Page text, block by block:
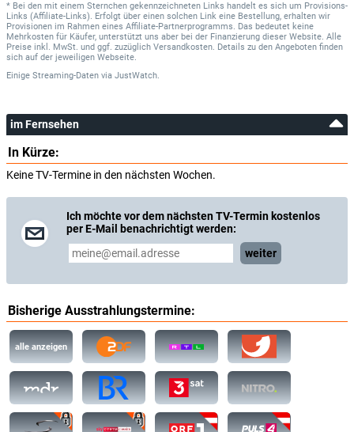
* Bei den mit einem Sternchen gekennzeichneten Links handelt es sich um Provisions-
Links (Affiliate-Links). Erfolgt über einen solchen Link eine Bestellung, erhalten wir
Provisionen im Rahmen eines Affiliate-Partnerprogramms. Das bedeutet keine
Mehrkosten für Käufer, unterstützt uns aber bei der Finanzierung dieser Website. Alle
Preise inkl. MwSt. und ggf. zuzüglich Versandkosten. Details zu den Angeboten finden
sich auf der jeweiligen Webseite.
Einige Streaming-Daten via JustWatch.
im Fernsehen
In Kürze:
Keine TV-Termine in den nächsten Wochen.
Ich möchte vor dem nächsten TV-Termin kostenlos
per E-Mail benachrichtigt werden:
weiter
Bisherige Ausstrahlungstermine:
alle anzeigen